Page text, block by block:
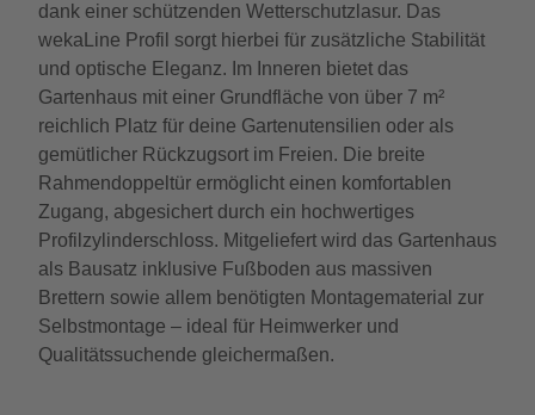
dank einer schützenden Wetterschutzlasur. Das
wekaLine Profil sorgt hierbei für zusätzliche Stabilität
und optische Eleganz. Im Inneren bietet das
Gartenhaus mit einer Grundfläche von über 7 m²
reichlich Platz für deine Gartenutensilien oder als
gemütlicher Rückzugsort im Freien. Die breite
Rahmendoppeltür ermöglicht einen komfortablen
Zugang, abgesichert durch ein hochwertiges
Profilzylinderschloss. Mitgeliefert wird das Gartenhaus
als Bausatz inklusive Fußboden aus massiven
Brettern sowie allem benötigten Montagematerial zur
Selbstmontage – ideal für Heimwerker und
Qualitätssuchende gleichermaßen.